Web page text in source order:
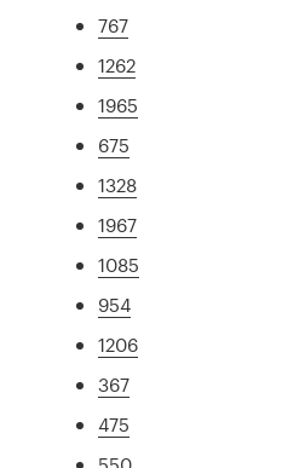
767
1262
1965
675
1328
1967
1085
954
1206
367
475